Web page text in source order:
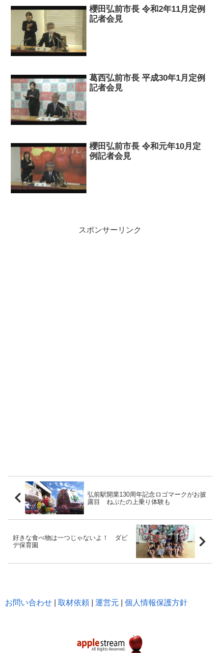
櫻田弘前市長 令和2年11月定例
記者会見
葛西弘前市長 平成30年1月定例
記者会見
櫻田弘前市長 令和元年10月定
例記者会見
スポンサーリンク
弘前駅開業130周年記念ロゴマークがお披
露目 ねぷたの上乗り体験も
好きな食べ物は一つじゃないよ！ ダビ
デ保育園
お問い合わせ 取材依頼 運営元 個人情報保護方針